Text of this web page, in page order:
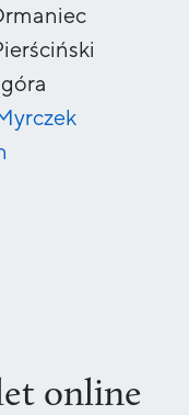
online